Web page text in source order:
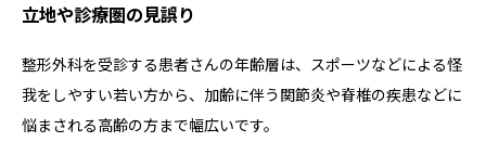
立地や診療圏の見誤り
整形外科を受診する患者さんの年齢層は、スポーツなどによる怪
我をしやすい若い方から、加齢に伴う関節炎や脊椎の疾患などに
悩まされる高齢の方まで幅広いです。